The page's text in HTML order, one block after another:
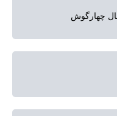
چهارگوش